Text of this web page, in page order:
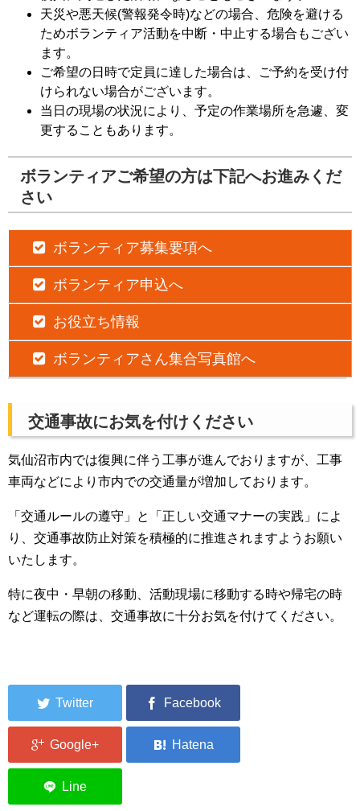
天災や悪天候(警報発令時)などの場合、危険を避ける
ためボランティア活動を中断・中止する場合もござい
ます。
ご希望の日時で定員に達した場合は、ご予約を受け付
けられない場合がございます。
当日の現場の状況により、予定の作業場所を急遽、変
更することもあります。
ボランティアご希望の方は下記へお進みくだ
さい
ボランティア募集要項へ
ボランティア申込へ
お役立ち情報
ボランティアさん集合写真館へ
交通事故にお気を付けください
気仙沼市内では復興に伴う工事が進んでおりますが、工事
車両などにより市内での交通量が増加しております。
「交通ルールの遵守」と「正しい交通マナーの実践」によ
り、交通事故防止対策を積極的に推進されますようお願い
いたします。
特に夜中・早朝の移動、活動現場に移動する時や帰宅の時
など運転の際は、交通事故に十分お気を付けてください。